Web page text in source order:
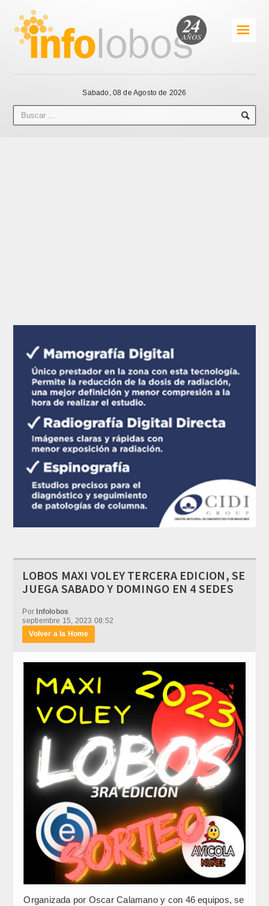
☰
Sabado, 08 de Agosto de 2026
LOBOS MAXI VOLEY TERCERA EDICION, SE
JUEGA SABADO Y DOMINGO EN 4 SEDES
PorInfolobos
septiembre 15, 2023 08:52
Volver a la Home
Organizada por Oscar Calamano y con 46 equipos, se